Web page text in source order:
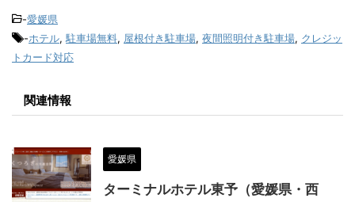
-愛媛県
-ホテル, 駐車場無料, 屋根付き駐車場, 夜間照明付き駐車場, クレジッ
トカード対応
関連情報
愛媛県
ターミナルホテル東予（愛媛県・西